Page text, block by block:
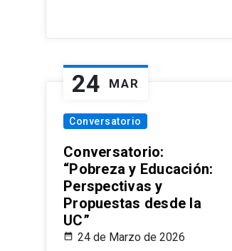
24 MAR
Conversatorio
Conversatorio:
“Pobreza y Educación:
Perspectivas y
Propuestas desde la
UC”
24 de Marzo de 2026